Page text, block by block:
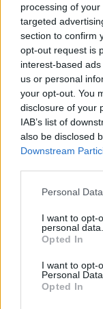
processing of
targeted
section to confirm
opt-out request is
interest-based
us or personal
your opt-out. You
disclosure of your
IAB’s list of
also be disclosed
Downstream
Please note that
not limited to your
grant or deny
use your data for
consent section.
Personal
I want to opt-
personal data.
Opted In
I want to opt-
Personal Data.
Opted In
O Akylas στην
9/05/2026 - 9:39μμ